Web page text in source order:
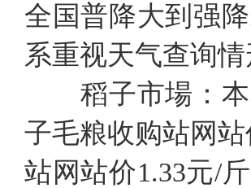
全国普降大到强
系重视天气查询情
稻子市場：
子毛粮收购站网
站网站价1.33元/